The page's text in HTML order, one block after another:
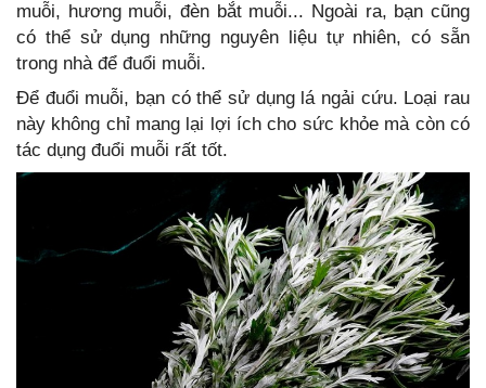
muỗi, hương muỗi, đèn bắt muỗi... Ngoài ra, bạn cũng
có thể sử dụng những nguyên liệu tự nhiên, có sẵn
trong nhà để đuổi muỗi.
Để đuổi muỗi, bạn có thể sử dụng lá ngải cứu. Loại rau
này không chỉ mang lại lợi ích cho sức khỏe mà còn có
tác dụng đuổi muỗi rất tốt.